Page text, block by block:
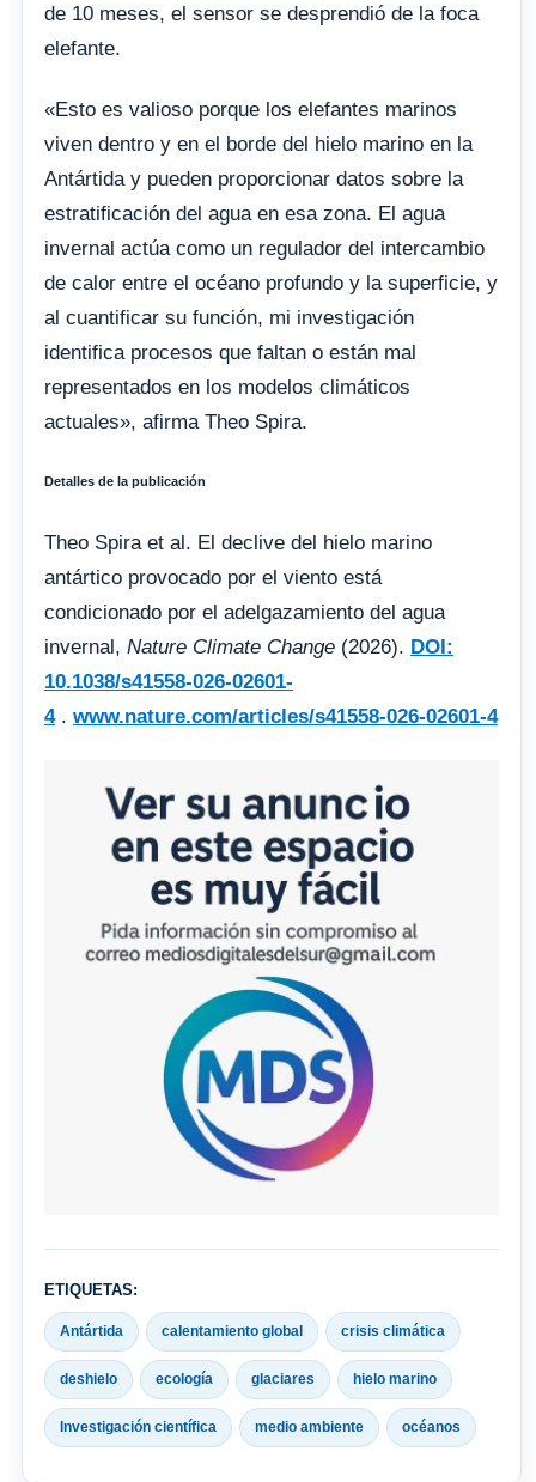
de 10 meses, el sensor se desprendió de la foca
elefante.
«Esto es valioso porque los elefantes marinos
viven dentro y en el borde del hielo marino en la
Antártida y pueden proporcionar datos sobre la
estratificación del agua en esa zona. El agua
invernal actúa como un regulador del intercambio
de calor entre el océano profundo y la superficie, y
al cuantificar su función, mi investigación
identifica procesos que faltan o están mal
representados en los modelos climáticos
actuales», afirma Theo Spira.
Detalles de la publicación
Theo Spira et al. El declive del hielo marino
antártico provocado por el viento está
condicionado por el adelgazamiento del agua
invernal, Nature Climate Change (2026). DOI:
10.1038/s41558-026-02601-
4. www.nature.com/articles/s41558-026-02601-4
ETIQUETAS:
Antártida calentamiento global crisis climática
deshielo ecología glaciares hielo marino
Investigación científica medio ambiente océanos